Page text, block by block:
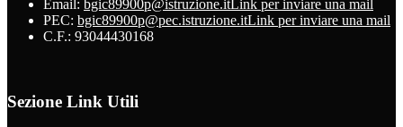
Email: bgic89900p@istruzione.itLink per inviare una mail
PEC: bgic89900p@pec.istruzione.itLink per inviare una mail
C.F.: 93044430168
Sezione Link Utili